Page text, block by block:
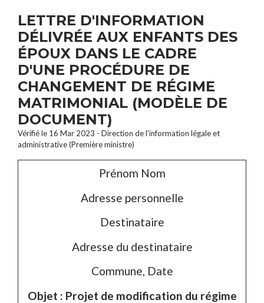
LETTRE D'INFORMATION
DÉLIVRÉE AUX ENFANTS DES
ÉPOUX DANS LE CADRE
D'UNE PROCÉDURE DE
CHANGEMENT DE RÉGIME
MATRIMONIAL (MODÈLE DE
DOCUMENT)
Vérifié le 16 Mar 2023 - Direction de l'information légale et
administrative (Première ministre)
Prénom Nom
Adresse personnelle
Destinataire
Adresse du destinataire
Commune, Date
Objet : Projet de modification du régime